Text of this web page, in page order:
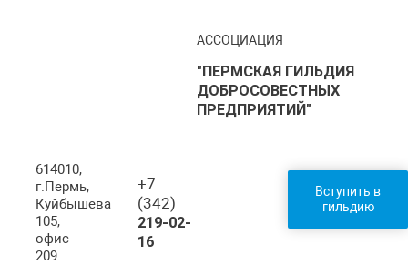
АССОЦИАЦИЯ
"ПЕРМСКАЯ ГИЛЬДИЯ
ДОБРОСОВЕСТНЫХ
ПРЕДПРИЯТИЙ"
Вступить в
гильдию
614010,
г.Пермь,
Куйбышева
105,
офис
209
+7
(342)
219-02-
16